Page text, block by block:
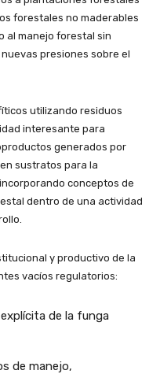
forestales no maderables
al manejo forestal sin
presiones sobre el
utilizando residuos
interesante para
generados por
sustratos para la
conceptos de
dentro de una actividad
y productivo de la
vacíos regulatorios:
de la funga
de manejo,